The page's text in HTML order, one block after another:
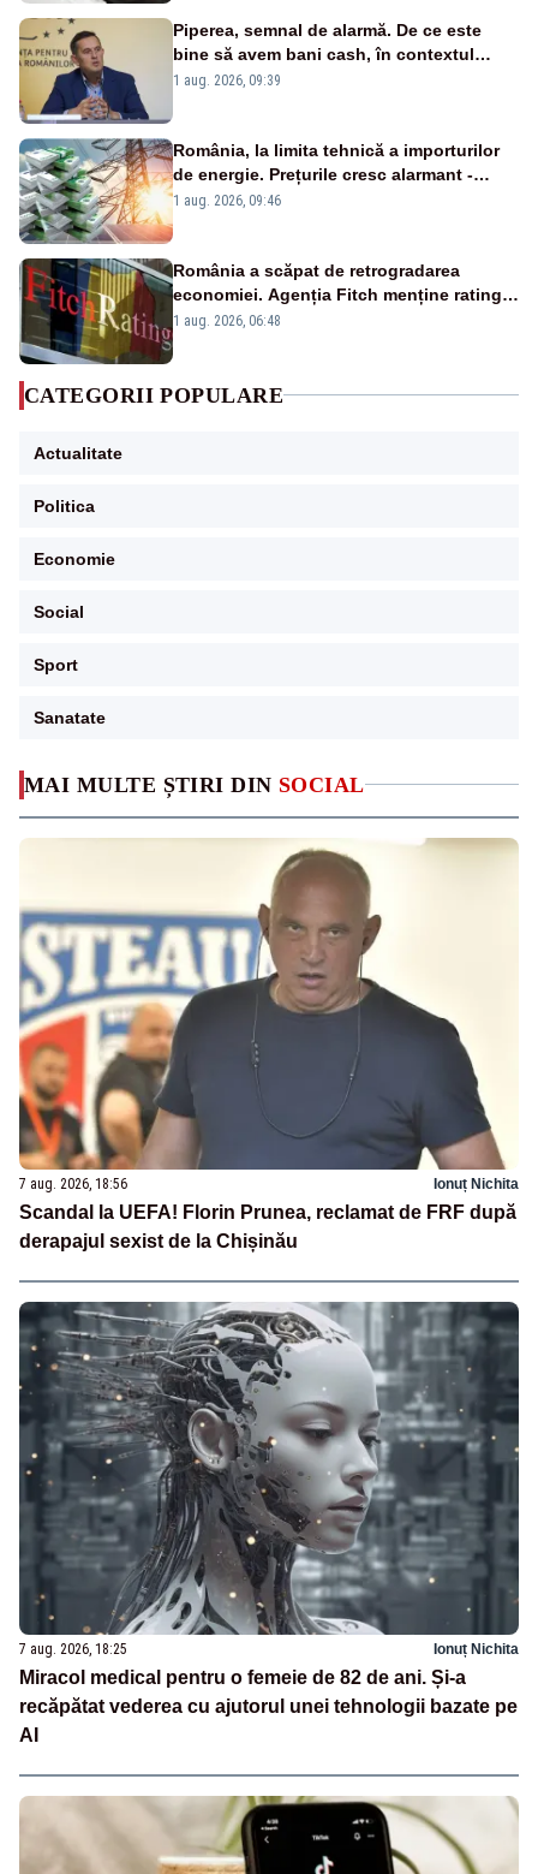
MAI MULTE ȘTIRI DIN SOCIAL
7 aug. 2026, 18:56 Ionuț Nichita
Scandal la UEFA! Florin Prunea, reclamat de FRF după
derapajul sexist de la Chișinău
7 aug. 2026, 18:25 Ionuț Nichita
Miracol medical pentru o femeie de 82 de ani. Și-a
recăpătat vederea cu ajutorul unei tehnologii bazate pe
AI
Piperea, semnal de alarmă. De ce este
bine să avem bani cash, în contextul
alertei energetice?
1 aug. 2026, 09:39
România, la limita tehnică a importurilor
de energie. Prețurile cresc alarmant -
Analiză Realitatea Plus
1 aug. 2026, 09:46
România a scăpat de retrogradarea
economiei. Agenția Fitch menține ratingul
„BBB-” cu perspectivă negativă
1 aug. 2026, 06:48
CATEGORII POPULARE
Actualitate
Politica
Economie
Social
Sport
Sanatate